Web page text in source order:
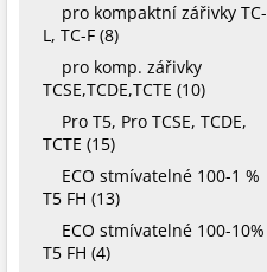
pro kompaktní zářivky TC-
L, TC-F (8)
pro komp. zářivky
TCSE,TCDE,TCTE (10)
Pro T5, Pro TCSE, TCDE,
TCTE (15)
ECO stmívatelné 100-1 %
T5 FH (13)
ECO stmívatelné 100-10%
T5 FH (4)